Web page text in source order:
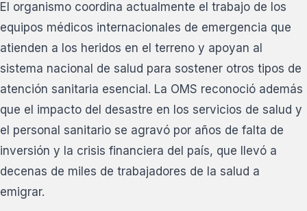
El organismo coordina actualmente el trabajo de los
equipos médicos internacionales de emergencia que
atienden a los heridos en el terreno y apoyan al
sistema nacional de salud para sostener otros tipos de
atención sanitaria esencial. La OMS reconoció además
que el impacto del desastre en los servicios de salud y
el personal sanitario se agravó por años de falta de
inversión y la crisis financiera del país, que llevó a
decenas de miles de trabajadores de la salud a
emigrar.